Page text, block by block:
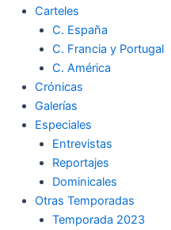
Carteles
C. España
C. Francia y Portugal
C. América
Crónicas
Galerías
Especiales
Entrevistas
Reportajes
Dominicales
Otras Temporadas
Temporada 2023